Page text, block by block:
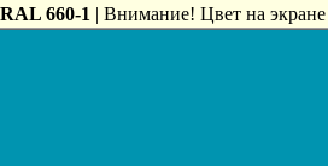
RAL 660-1 | Внимание! Цвет на экране